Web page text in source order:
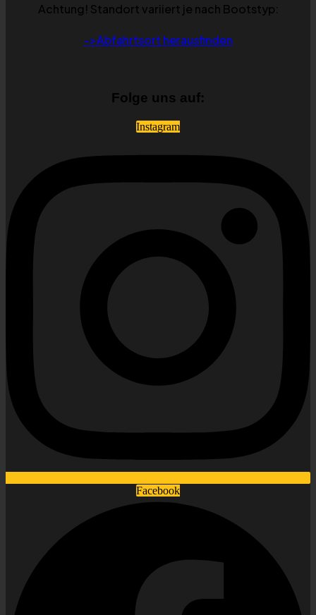
Achtung! Standort variiert je nach Bootstyp:
->Abfahrtsort herausfinden
Folge uns auf:
Instagram
Facebook